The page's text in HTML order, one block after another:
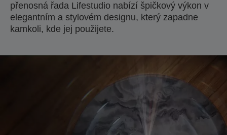
přenosná řada Lifestudio nabízí špičkový výkon v
elegantním a stylovém designu, který zapadne
kamkoli, kde jej použijete.